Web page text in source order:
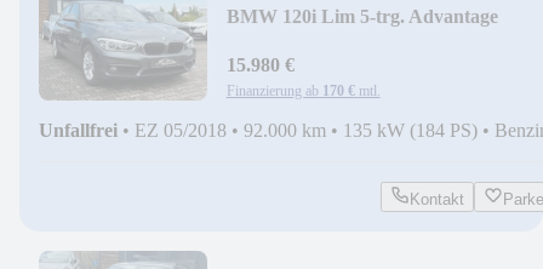
BMW 120i Lim 5-trg. Advantage
15.980 €
Finanzierung ab 170 € mtl.
Unfallfrei • EZ 05/2018 • 92.000 km • 135 kW (184 PS) •
Kontakt